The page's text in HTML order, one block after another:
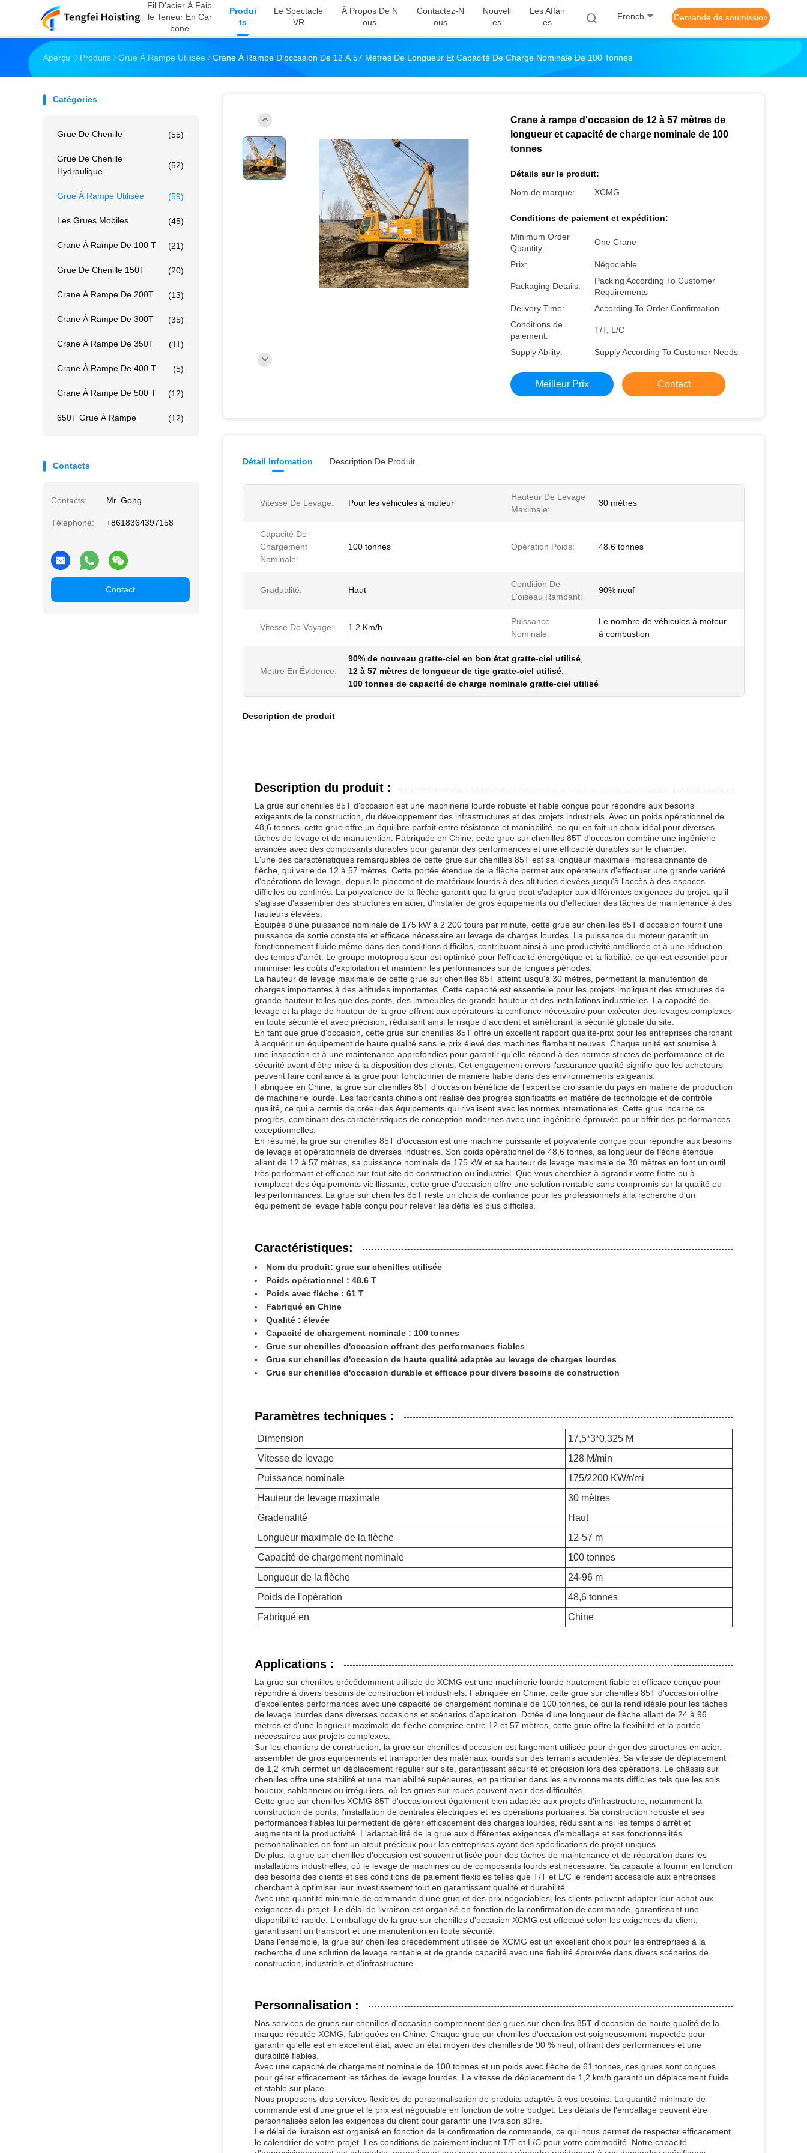
Fil D'acier À Faib
Le Teneur En Car
Bone
Produi
Ts
Le Spectacle
VR
À Propos De N
Ous
Contactez-N
Ous
Nouvell
Es
Les Affair
Es
French Demande de soumission
Aperçu Produits Grue À Rampe Utilisée Crane À Rampe D'occasion De 12 À 57 Mètres De Longueur Et Capacité De Charge Nominale De 100 Tonnes
Catégories
Grue De Chenille (55)
Grue De Chenille
Hydraulique
(52)
Grue À Rampe Utilisée (59)
Les Grues Mobiles (45)
Crane À Rampe De 100 T (21)
Grue De Chenille 150T (20)
Crane À Rampe De 200T (13)
Crane À Rampe De 300T (35)
Crane À Rampe De 350T (11)
Crane À Rampe De 400 T (5)
Crane À Rampe De 500 T (12)
650T Grue À Rampe (12)
Contacts
Contacts: Mr. Gong
Téléphone: +8618364397158
Contact
Crane à rampe d'occasion de 12 à 57 mètres de
longueur et capacité de charge nominale de 100
tonnes
Détails sur le produit:
Nom de marque:
XCMG
Conditions de paiement et expédition:
Minimum Order
Quantity:
One Crane
Prix: Négociable
Packaging Details:
Packing According To Customer
Requirements
Delivery Time:
According To Order Confirmation
Conditions de
paiement:
T/T, L/C
Supply Ability: Supply According To Customer Needs
Meilleur Prix Contact
Détail Infomation Description De Produit
Vitesse De Levage: Pour les véhicules à moteur
Hauteur De Levage
Maximale:
30 mètres
Capacité De
Chargement
Nominale:
100 tonnes Opération Poids: 48.6 tonnes
Gradualité: Haut
Condition De
L'oiseau Rampant:
90% neuf
Vitesse De Voyage: 1.2 Km/h
Puissance
Nominale:
Le nombre de véhicules à moteur
à combustion
Mettre En Évidence:
90% de nouveau gratte-ciel en bon état gratte-ciel utilisé
12 à 57 mètres de longueur de tige gratte-ciel utilisé
100 tonnes de capacité de charge nominale gratte-ciel utilisé
Description de produit
Description du produit :
La grue sur chenilles 85T d'occasion est une machinerie lourde robuste et fiable conçue pour répondre aux besoins
exigeants de la construction, du développement des infrastructures et des projets industriels. Avec un poids opérationnel de
48,6 tonnes, cette grue offre un équilibre parfait entre résistance et maniabilité, ce qui en fait un choix idéal pour diverses
tâches de levage et de manutention. Fabriquée en Chine, cette grue sur chenilles 85T d'occasion combine une ingénierie
avancée avec des composants durables pour garantir des performances et une efficacité durables sur le chantier.
L'une des caractéristiques remarquables de cette grue sur chenilles 85T est sa longueur maximale impressionnante de
flèche, qui varie de 12 à 57 mètres. Cette portée étendue de la flèche permet aux opérateurs d'effectuer une grande variété
d'opérations de levage, depuis le placement de matériaux lourds à des altitudes élevées jusqu'à l'accès à des espaces
difficiles ou confinés. La polyvalence de la flèche garantit que la grue peut s'adapter aux différentes exigences du projet, qu'il
s'agisse d'assembler des structures en acier, d'installer de gros équipements ou d'effectuer des tâches de maintenance à des
hauteurs élevées.
Équipée d'une puissance nominale de 175 kW à 2 200 tours par minute, cette grue sur chenilles 85T d'occasion fournit une
puissance de sortie constante et efficace nécessaire au levage de charges lourdes. La puissance du moteur garantit un
fonctionnement fluide même dans des conditions difficiles, contribuant ainsi à une productivité améliorée et à une réduction
des temps d'arrêt. Le groupe motopropulseur est optimisé pour l'efficacité énergétique et la fiabilité, ce qui est essentiel pour
minimiser les coûts d'exploitation et maintenir les performances sur de longues périodes.
La hauteur de levage maximale de cette grue sur chenilles 85T atteint jusqu'à 30 mètres, permettant la manutention de
charges importantes à des altitudes importantes. Cette capacité est essentielle pour les projets impliquant des structures de
grande hauteur telles que des ponts, des immeubles de grande hauteur et des installations industrielles. La capacité de
levage et la plage de hauteur de la grue offrent aux opérateurs la confiance nécessaire pour exécuter des levages complexes
en toute sécurité et avec précision, réduisant ainsi le risque d'accident et améliorant la sécurité globale du site.
En tant que grue d'occasion, cette grue sur chenilles 85T offre un excellent rapport qualité-prix pour les entreprises cherchant
à acquérir un équipement de haute qualité sans le prix élevé des machines flambant neuves. Chaque unité est soumise à
une inspection et à une maintenance approfondies pour garantir qu'elle répond à des normes strictes de performance et de
sécurité avant d'être mise à la disposition des clients. Cet engagement envers l'assurance qualité signifie que les acheteurs
peuvent faire confiance à la grue pour fonctionner de manière fiable dans des environnements exigeants.
Fabriquée en Chine, la grue sur chenilles 85T d'occasion bénéficie de l'expertise croissante du pays en matière de production
de machinerie lourde. Les fabricants chinois ont réalisé des progrès significatifs en matière de technologie et de contrôle
qualité, ce qui a permis de créer des équipements qui rivalisent avec les normes internationales. Cette grue incarne ce
progrès, combinant des caractéristiques de conception modernes avec une ingénierie éprouvée pour offrir des performances
exceptionnelles.
En résumé, la grue sur chenilles 85T d'occasion est une machine puissante et polyvalente conçue pour répondre aux besoins
de levage et opérationnels de diverses industries. Son poids opérationnel de 48,6 tonnes, sa longueur de flèche étendue
allant de 12 à 57 mètres, sa puissance nominale de 175 kW et sa hauteur de levage maximale de 30 mètres en font un outil
très performant et efficace sur tout site de construction ou industriel. Que vous cherchiez à agrandir votre flotte ou à
remplacer des équipements vieillissants, cette grue d'occasion offre une solution rentable sans compromis sur la qualité ou
les performances. La grue sur chenilles 85T reste un choix de confiance pour les professionnels à la recherche d'un
équipement de levage fiable conçu pour relever les défis les plus difficiles.
Caractéristiques:
Nom du produit: grue sur chenilles utilisée
Poids opérationnel : 48,6 T
Poids avec flèche : 61 T
Fabriqué en Chine
Qualité : élevée
Capacité de chargement nominale : 100 tonnes
Grue sur chenilles d'occasion offrant des performances fiables
Grue sur chenilles d'occasion de haute qualité adaptée au levage de charges lourdes
Grue sur chenilles d'occasion durable et efficace pour divers besoins de construction
Paramètres techniques :
Dimension
17,5*3*0,325 M
Vitesse de levage
128 M/min
Puissance nominale
175/2200 KW/r/mi
Hauteur de levage maximale
30 mètres
Gradenalité
Haut
Longueur maximale de la flèche
12-57 m
Capacité de chargement nominale
100 tonnes
Longueur de la flèche
24-96 m
Poids de l'opération
48,6 tonnes
Fabriqué en
Chine
Applications :
La grue sur chenilles précédemment utilisée de XCMG est une machinerie lourde hautement fiable et efficace conçue pour
répondre à divers besoins de construction et industriels. Fabriquée en Chine, cette grue sur chenilles 85T d'occasion offre
d'excellentes performances avec une capacité de chargement nominale de 100 tonnes, ce qui la rend idéale pour les tâches
de levage lourdes dans diverses occasions et scénarios d'application. Dotée d'une longueur de flèche allant de 24 à 96
mètres et d'une longueur maximale de flèche comprise entre 12 et 57 mètres, cette grue offre la flexibilité et la portée
nécessaires aux projets complexes.
Sur les chantiers de construction, la grue sur chenilles d'occasion est largement utilisée pour ériger des structures en acier,
assembler de gros équipements et transporter des matériaux lourds sur des terrains accidentés. Sa vitesse de déplacement
de 1,2 km/h permet un déplacement régulier sur site, garantissant sécurité et précision lors des opérations. Le châssis sur
chenilles offre une stabilité et une maniabilité supérieures, en particulier dans les environnements difficiles tels que les sols
boueux, sablonneux ou irréguliers, où les grues sur roues peuvent avoir des difficultés.
Cette grue sur chenilles XCMG 85T d'occasion est également bien adaptée aux projets d'infrastructure, notamment la
construction de ponts, l'installation de centrales électriques et les opérations portuaires. Sa construction robuste et ses
performances fiables lui permettent de gérer efficacement des charges lourdes, réduisant ainsi les temps d'arrêt et
augmentant la productivité. L'adaptabilité de la grue aux différentes exigences d'emballage et ses fonctionnalités
personnalisables en font un atout précieux pour les entreprises ayant des spécifications de projet uniques.
De plus, la grue sur chenilles d'occasion est souvent utilisée pour des tâches de maintenance et de réparation dans les
installations industrielles, où le levage de machines ou de composants lourds est nécessaire. Sa capacité à fournir en fonction
des besoins des clients et ses conditions de paiement flexibles telles que T/T et L/C le rendent accessible aux entreprises
cherchant à optimiser leur investissement tout en garantissant qualité et durabilité.
Avec une quantité minimale de commande d'une grue et des prix négociables, les clients peuvent adapter leur achat aux
exigences du projet. Le délai de livraison est organisé en fonction de la confirmation de commande, garantissant une
disponibilité rapide. L'emballage de la grue sur chenilles d'occasion XCMG est effectué selon les exigences du client,
garantissant un transport et une manutention en toute sécurité.
Dans l'ensemble, la grue sur chenilles précédemment utilisée de XCMG est un excellent choix pour les entreprises à la
recherche d'une solution de levage rentable et de grande capacité avec une fiabilité éprouvée dans divers scénarios de
construction, industriels et d'infrastructure.
Personnalisation :
Nos services de grues sur chenilles d'occasion comprennent des grues sur chenilles 85T d'occasion de haute qualité de la
marque réputée XCMG, fabriquées en Chine. Chaque grue sur chenilles d'occasion est soigneusement inspectée pour
garantir qu'elle est en excellent état, avec un état moyen des chenilles de 90 % neuf, offrant des performances et une
durabilité fiables.
Avec une capacité de chargement nominale de 100 tonnes et un poids avec flèche de 61 tonnes, ces grues sont conçues
pour gérer efficacement les tâches de levage lourdes. La vitesse de déplacement de 1,2 km/h garantit un déplacement fluide
et stable sur place.
Nous proposons des services flexibles de personnalisation de produits adaptés à vos besoins. La quantité minimale de
commande est d'une grue et le prix est négociable en fonction de votre budget. Les détails de l'emballage peuvent être
personnalisés selon les exigences du client pour garantir une livraison sûre.
Le délai de livraison est organisé en fonction de la confirmation de commande, ce qui nous permet de respecter efficacement
le calendrier de votre projet. Les conditions de paiement incluent T/T et L/C pour votre commodité. Notre capacité